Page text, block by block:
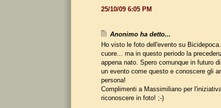
25/10/09 6:05 PM
Anonimo ha detto...
Ho visto le foto dell'evento su
cuore... ma in questo periodo la
appena nato. Spero comunque in futuro
un evento come questo e conoscere gli
persona!
Complimenti a Massimiliano per
riconoscere in foto! ;-)